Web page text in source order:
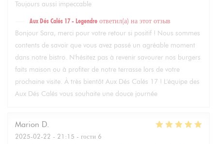
Toujours aussi impeccable
Aux Dés Calés 17 - Legendre ответил(а) на этот отзыв
Bonjour Sara, merci pour votre retour si positif ! Nous sommes
contents de savoir que vous avez passé un agréable moment
dans notre bistro. N'hésitez pas à revenir savourer nos burgers
faits maison ou à profiter de notre terrasse lors de votre
prochaine visite. À très bientôt Aux Dés Calés 17 ! L'équipe des
Aux Dés Calés vous souhaite une douce journée
Marion D
2025-02-22 - 21:15 - гости 6